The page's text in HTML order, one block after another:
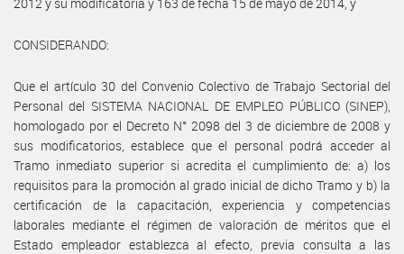
CONSIDERANDO:
Que el artículo 30 del Convenio Colectivo de Trabajo Sectorial del
Personal del SISTEMA NACIONAL DE EMPLEO PÚBLICO (SINEP),
homologado por el Decreto N° 2098 del 3 de diciembre de 2008 y
sus modificatorios, establece que el personal podrá acceder al
Tramo inmediato superior si acredita el cumplimiento de: a) los
requisitos para la promoción al grado inicial de dicho Tramo y b) la
certificación de la capacitación, experiencia y competencias
laborales mediante el régimen de valoración de méritos que el
Estado empleador establezca al efecto, previa consulta a las